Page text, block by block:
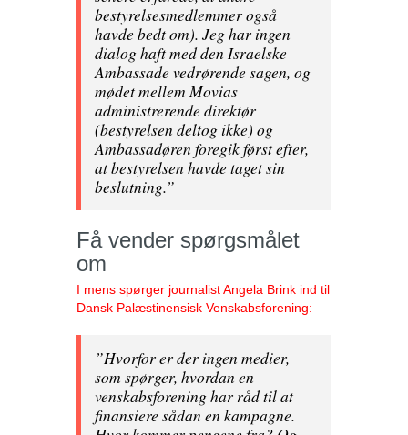
bestyrelsesmedlemmer også
havde bedt om). Jeg har ingen
dialog haft med den Israelske
Ambassade vedrørende sagen, og
mødet mellem Movias
administrerende direktør
(bestyrelsen deltog ikke) og
Ambassadøren foregik først efter,
at bestyrelsen havde taget sin
beslutning.”
Få vender spørgsmålet
om
I mens spørger journalist Angela Brink ind til
Dansk Palæstinensisk Venskabsforening:
”Hvorfor er der ingen medier,
som spørger, hvordan en
venskabsforening har råd til at
finansiere sådan en kampagne.